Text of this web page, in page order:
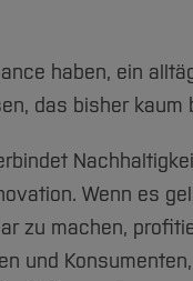
haben, ein
das bisher kaum
Wenn es
zu machen,
und